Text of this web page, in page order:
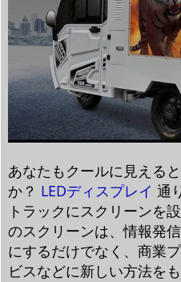
あなたもクールに見える
か？ LEDディスプレイ 通
トラックにスクリーンを
のスクリーンは、情報発
にするだけでなく、商業
ビスなどに新しい方法をも